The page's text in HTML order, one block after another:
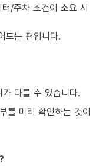
/주차 조건이 소요 시
드는 편입니다.
다를 수 있습니다.
를 미리 확인하는 것이